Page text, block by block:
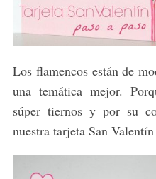
Los flamencos están de
una temática mejor.
súper tiernos y por su
nuestra tarjeta San